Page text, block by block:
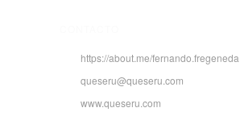
https://about.me/fernando.fregeneda
queseru@queseru.com
www.queseru.com